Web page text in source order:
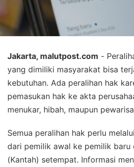
Jakarta, malutpost.com -
yang dimiliki masyarakat bisa
kebutuhan. Ada peralihan hak
pemasukan hak ke akta
menukar, hibah, maupun
Semua peralihan hak perlu
dari pemilik awal ke pemilik baru
(Kantah) setempat. Informasi